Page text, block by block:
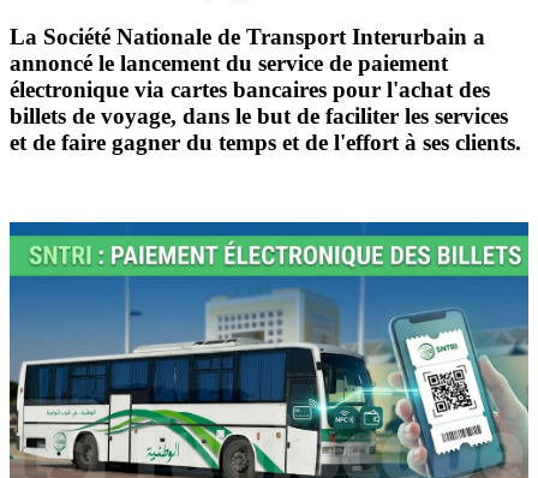
La Société Nationale de Transport Interurbain a
annoncé le lancement du service de paiement
électronique via cartes bancaires pour l'achat des
billets de voyage, dans le but de faciliter les services
et de faire gagner du temps et de l'effort à ses clients.